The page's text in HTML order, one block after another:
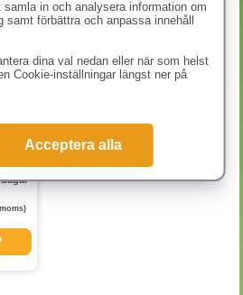
in och analysera information om
samt förbättra och anpassa innehåll
dina val nedan eller när som helst
Cookie-inställningar längst ner på
Acceptera alla